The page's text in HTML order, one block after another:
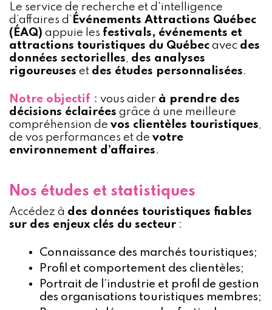
Le service de recherche et d'intelligence
d’affaires d’ Événements Attractions Québec
(ÉAQ) appuie les festivals, événements et
attractions touristiques du Québec avec des
données sectorielles des analyses
rigoureuses et des études personnalisées.
Notre objectif : vous aider à prendre des
décisions éclairées grâce à une meilleure
compréhension de vos clientèles touristiques
de vos performances et de votre
environnement d’affaires.
Nos études et statistiques
Accédez à des données touristiques fiables
sur des enjeux clés du secteur :
Connaissance des marchés touristiques;
Profil et comportement des clientèles;
Portrait de l’industrie et profil de gestion
des organisations touristiques membres;